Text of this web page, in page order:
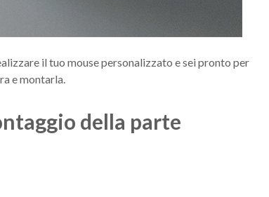
il tuo mouse personalizzato e sei pronto per
e montarla.
della parte